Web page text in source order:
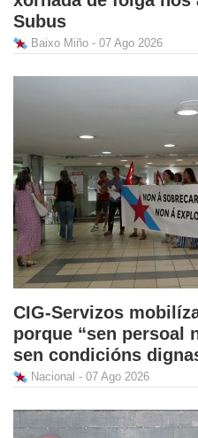
Subus
Baixo Miño - 07 Ago 2026
CIG-Servizos
porque “sen persoal
sen condicións
Nacional - 07 Ago 2026